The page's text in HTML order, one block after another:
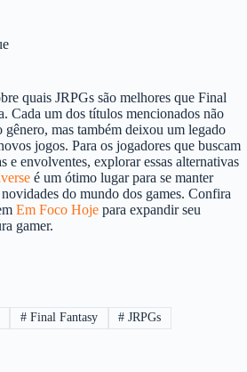
quais JRPGs são melhores que Final
Cada um dos títulos mencionados não
gênero, mas também deixou um legado
jogos. Para os jogadores que buscam
e envolventes, explorar essas alternativas
é um ótimo lugar para se manter
do mundo dos games. Confira
Em Foco Hoje para expandir seu
gamer.
#Final Fantasy # JRPGs